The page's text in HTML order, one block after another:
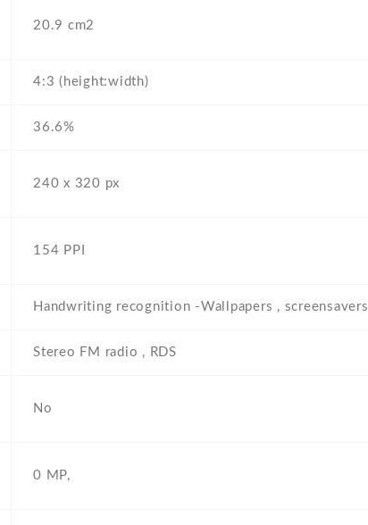
20.9 cm2
4:3 (height:width)
36.6%
240 x 320 px
154 PPI
Handwriting recognition -Wallpapers , screensavers
Stereo FM radio , RDS
No
0 MP,